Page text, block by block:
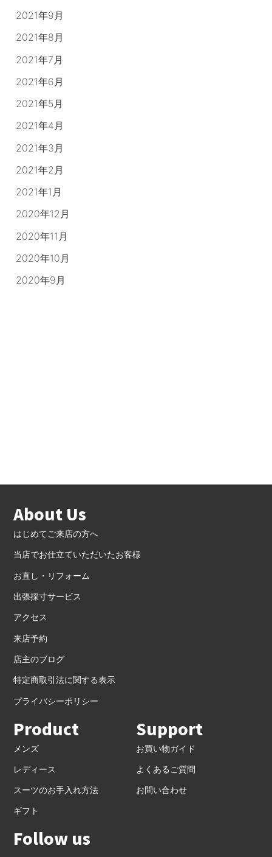
2021年9月
2021年8月
2021年7月
2021年6月
2021年5月
2021年4月
2021年3月
2021年2月
2021年1月
2020年12月
2020年11月
2020年10月
2020年9月
About Us
はじめてご来店の方へ
当店でお仕立ていただいたお客様
お直し・リフォーム
出張採寸サービス
アクセス
来店予約
店主のブログ
特定商取引法に関する表示
プライバシーポリシー
Product
メンズ
レディース
スーツのお手入れ方法
ギフト
Support
お買い物ガイド
よくあるご質問
お問い合わせ
Follow us